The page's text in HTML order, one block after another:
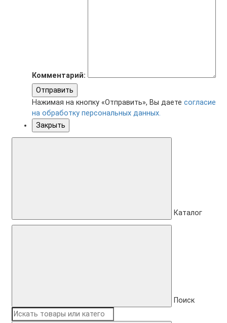
Комментарий:
Отправить
Нажимая на кнопку «Отправить», Вы даете согласие
на обработку персональных данных.
Закрыть
Каталог
Поиск